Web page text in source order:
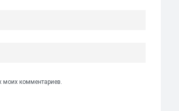
моих комментариев.